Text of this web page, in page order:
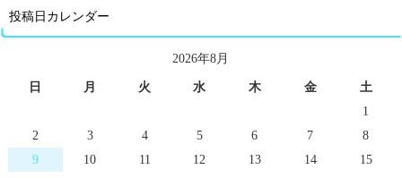
投稿日カレンダー
2026年8月
日 月 火 水 木 金
土
1
2
3 4 5 6 7
8
9
10 11 12 13 14
15